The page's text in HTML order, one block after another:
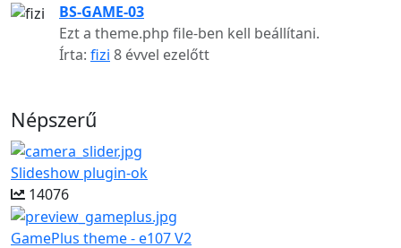
BS-GAME-03
Ezt a theme.php file-ben kell beállítani.
Írta: fizi 8 évvel ezelőtt
Népszerű
Slideshow plugin-ok
14076
GamePlus theme - e107 V2